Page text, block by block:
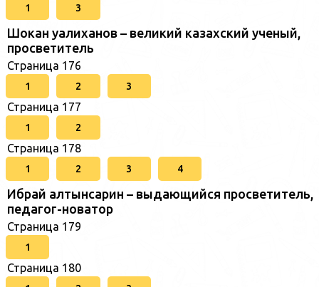
1 3
Шокан уалиханов – великий казахский ученый,
просветитель
Страница 176
1 2 3
Страница 177
1 2
Страница 178
1 2 3 4
Ибрай алтынсарин – выдающийся просветитель,
педагог-новатор
Страница 179
1
Страница 180